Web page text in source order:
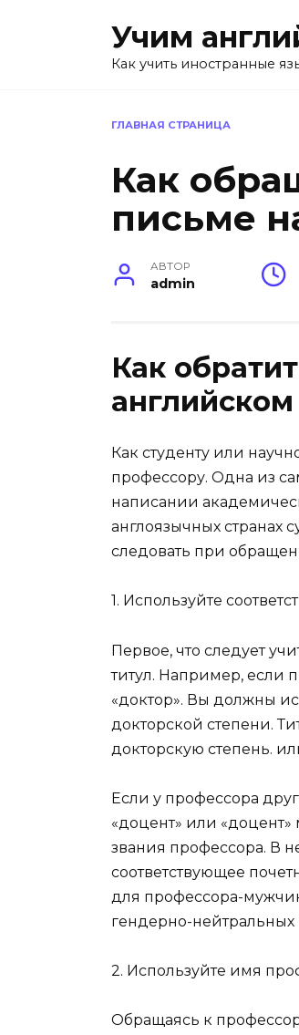
Учим
Как учить иностранные
ГЛАВНАЯ СТРАНИЦА
Как
письме
АВТОР
admin
Как
Как студенту или
профессору. Одна из
написании
англоязычных странах
следовать при
1. Используйте
Первое, что следует
титул. Например, если
«доктор». Вы должны
докторской степени.
докторскую степень.
Если у профессора
«доцент» или «доцент»
звания профессора. В
соответствующее
для профессора-
гендерно-нейтральных
2. Используйте имя
Обращаясь к